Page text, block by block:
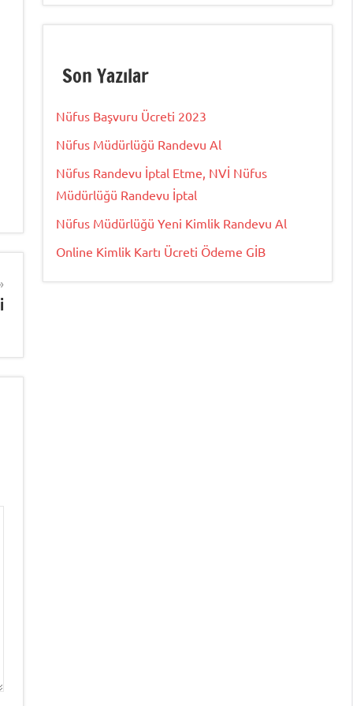
Son Yazılar
Nüfus Başvuru Ücreti 2023
Nüfus Müdürlüğü Randevu Al
Nüfus Randevu İptal Etme, NVİ Nüfus
Müdürlüğü Randevu İptal
Nüfus Müdürlüğü Yeni Kimlik Randevu Al
Online Kimlik Kartı Ücreti Ödeme GİB